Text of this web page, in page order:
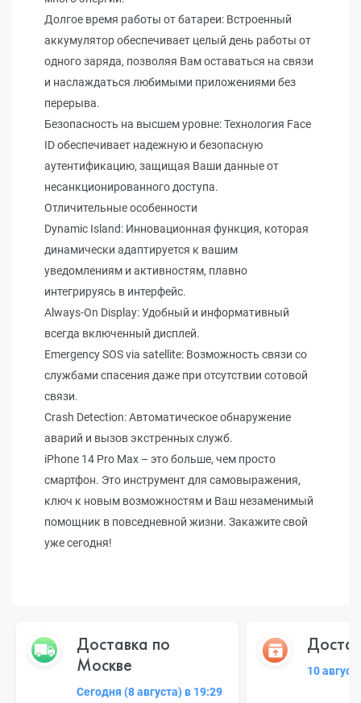
Долгое время работы от батареи: Встроенный
аккумулятор обеспечивает целый день работы от
одного заряда, позволяя Вам оставаться на связи
и наслаждаться любимыми приложениями без
перерыва.
Безопасность на высшем уровне: Технология Face
ID обеспечивает надежную и безопасную
аутентификацию, защищая Ваши данные от
несанкционированного доступа.
Отличительные особенности
Dynamic Island: Инновационная функция, которая
динамически адаптируется к вашим
уведомлениям и активностям, плавно
интегрируясь в интерфейс.
Always-On Display: Удобный и информативный
всегда включенный дисплей.
Emergency SOS via satellite: Возможность связи со
службами спасения даже при отсутствии сотовой
связи.
Crash Detection: Автоматическое обнаружение
аварий и вызов экстренных служб.
iPhone 14 Pro Max – это больше, чем просто
смартфон. Это инструмент для самовыражения,
ключ к новым возможностям и Ваш незаменимый
помощник в повседневной жизни. Закажите свой
уже сегодня!
Доставка по
Москве
Сегодня (8 августа) в 19:29
10